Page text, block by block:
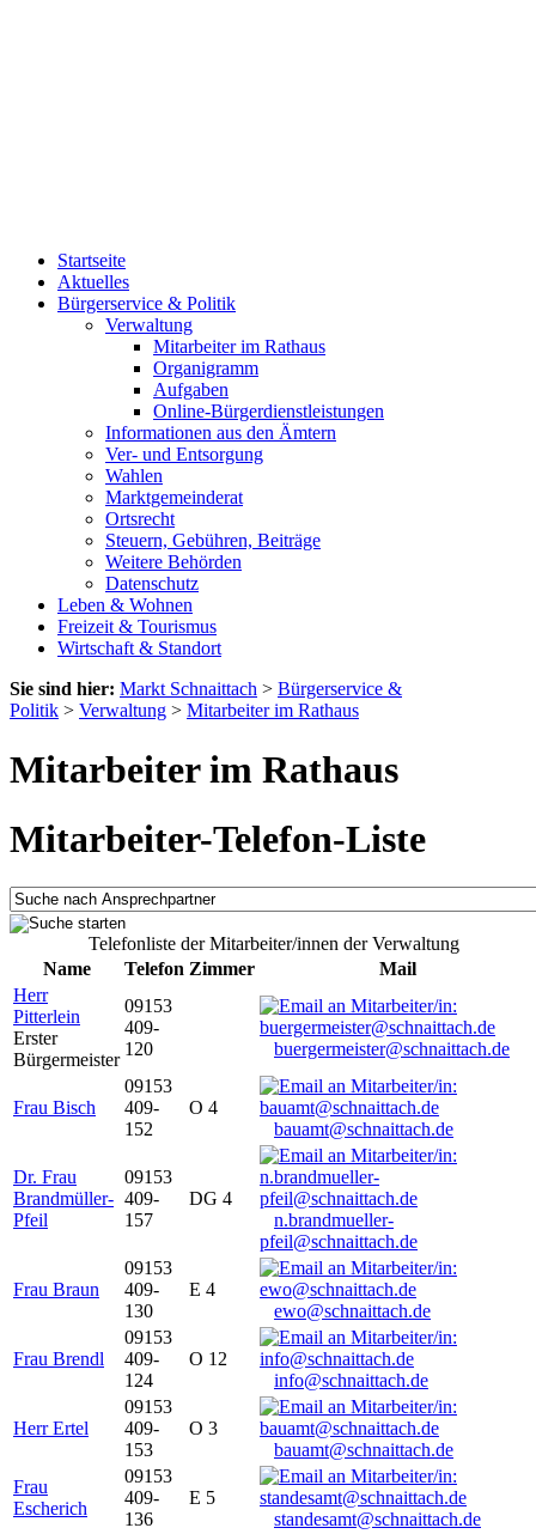
Startseite
Aktuelles
Bürgerservice & Politik
Verwaltung
Mitarbeiter im Rathaus
Organigramm
Aufgaben
Online-Bürgerdienstleistungen
Informationen aus den Ämtern
Ver- und Entsorgung
Wahlen
Marktgemeinderat
Ortsrecht
Steuern, Gebühren, Beiträge
Weitere Behörden
Datenschutz
Leben & Wohnen
Freizeit & Tourismus
Wirtschaft & Standort
Sie sind hier: Markt Schnaittach > Bürgerservice &
Politik > Verwaltung > Mitarbeiter im Rathaus
Mitarbeiter im Rathaus
Mitarbeiter-Telefon-Liste
Telefonliste der Mitarbeiter/innen der Verwaltung
Name
Telefon Zimmer
Mail
Herr
Pitterlein
Erster
Bürgermeister
09153
409-
120
buergermeister@schnaittach.de
Frau Bisch
09153
409-
152
O 4
bauamt@schnaittach.de
Dr. Frau
Brandmüller-
Pfeil
09153
409-
157
DG 4
n.brandmueller-
pfeil@schnaittach.de
Frau Braun
09153
409-
130
E 4
ewo@schnaittach.de
Frau Brendl
09153
409-
124
O 12
info@schnaittach.de
Herr Ertel
09153
409-
153
O 3
bauamt@schnaittach.de
Frau
Escherich
09153
409-
136
E 5
standesamt@schnaittach.de